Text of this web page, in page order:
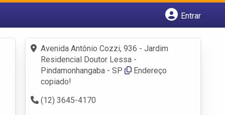
Entrar
Fazer login
Criar conta
Avenida Antônio Cozzi, 936 - Jardim
Residencial Doutor Lessa -
Pindamonhangaba - SP
Endereço
copiado!
(12) 3645-4170